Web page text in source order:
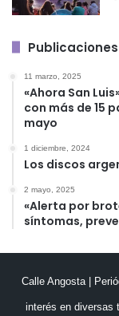
11 marzo, 2025
«Ahora San
con más de 15
mayo
1 diciembre, 2024
Los discos
2 mayo, 2025
«Alerta por
síntomas,
Calle Angosta |
interés en diversas